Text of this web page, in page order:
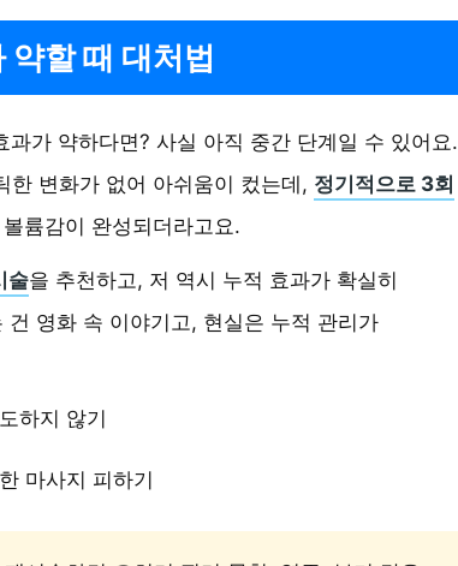
할 때 대처법
가 약하다면? 사실 아직 중간 단계일 수 있어요.
한 변화가 없어 아쉬움이 컸는데, 정기적으로 3회
륨감이 완성되더라고요.
술을 추천하고, 저 역시 누적 효과가 확실히
건 영화 속 이야기고, 현실은 누적 관리가
하지 않기
마사지 피하기